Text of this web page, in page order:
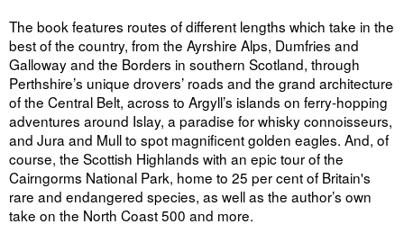
The book features routes of different lengths which take in the
best of the country, from the Ayrshire Alps, Dumfries and
Galloway and the Borders in southern Scotland, through
Perthshire’s unique drovers’ roads and the grand architecture
of the Central Belt, across to Argyll’s islands on ferry-hopping
adventures around Islay, a paradise for whisky connoisseurs,
and Jura and Mull to spot magnificent golden eagles. And, of
course, the Scottish Highlands with an epic tour of the
Cairngorms National Park, home to 25 per cent of Britain's
rare and endangered species, as well as the author’s own
take on the North Coast 500 and more.